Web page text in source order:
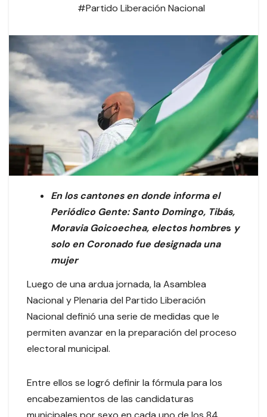
#Partido Liberación Nacional
En los cantones en donde informa el
Periódico Gente: Santo Domingo, Tibás,
Moravia Goicoechea, electos hombres y
solo en Coronado fue designada una
mujer
Luego de una ardua jornada, la Asamblea
Nacional y Plenaria del Partido Liberación
Nacional definió una serie de medidas que le
permiten avanzar en la preparación del proceso
electoral municipal.
Entre ellos se logró definir la fórmula para los
encabezamientos de las candidaturas